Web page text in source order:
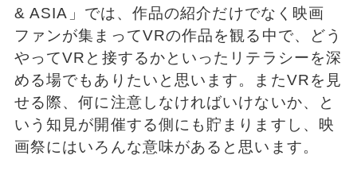
& ASIA」では、作品の紹介だけでなく映画
ファンが集まってVRの作品を観る中で、どう
やってVRと接するかといったリテラシーを深
める場でもありたいと思います。またVRを見
せる際、何に注意しなければいけないか、と
いう知見が開催する側にも貯まりますし、映
画祭にはいろんな意味があると思います。